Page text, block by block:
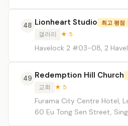
48 Lionheart Studio 최고 평점
갤러리 ★ 5
Havelock 2 #03-08, 2
49 Redemption Hill Church
교회 ★ 5
Furama City Centre Hotel,
60 Eu Tong Sen Street,